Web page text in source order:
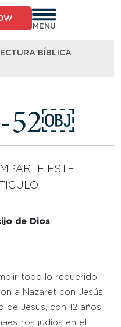
MENU
BÍBLICA
52￼
ESTE
de Dios
todo lo requerido
a Nazaret con Jesús.
de Jesús, con 12 años
judíos en el